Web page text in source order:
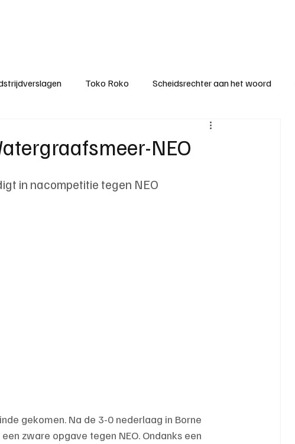
Toko Roko Scheidsrechter aan het woord
KM - Topscorer van het seizoen
week Het gesprek Reclame
NEO
in nacompetitie tegen NEO
gekomen. Na de 3-0 nederlaag in Borne
zware opgave tegen NEO. Ondanks een